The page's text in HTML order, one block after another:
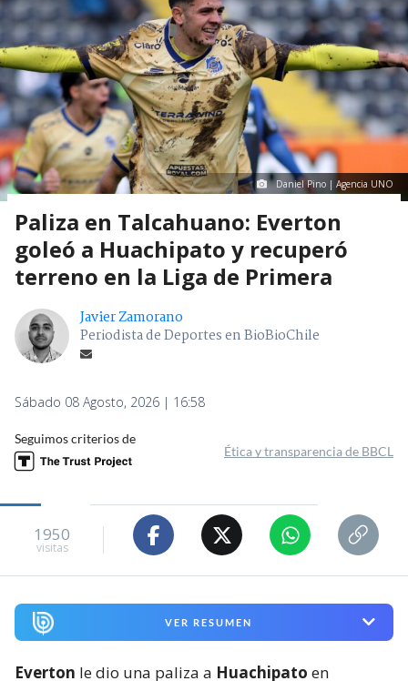
Daniel Pino | Agencia UNO
Paliza en Talcahuano: Everton
goleó a Huachipato y recuperó
terreno en la Liga de Primera
Javier Zamorano
Periodista de Deportes en BioBioChile
Sábado 08 Agosto, 2026 | 16:58
Seguimos criterios de
Ética y transparencia de BBCL
1950
visitas
VER RESUMEN
Everton le dio una paliza a Huachipato en